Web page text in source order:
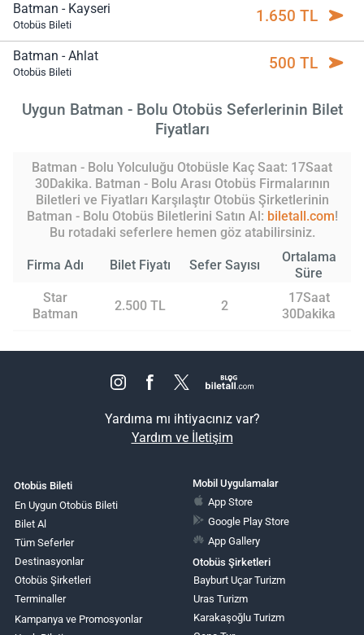
Batman - Kayseri
Otobüs Bileti 1.650 TL
Batman - Ahlat
Otobüs Bileti 500 TL
Uygun Batman - Bolu Otobüs Seferlerinin Bilet
Fiyatları
Batman - Bolu Yolculuğu Otobüsle Kaç Saat: 17Saat
30Dakika. Batman - Bolu Arası Otobüs Firmalarının
Biletleri ve Fiyatları Karşılaştır Otobüs Şirketlerinin
Batman - Bolu Otobüs Biletlerini Satın Al: biletall.com!
Bu rotadaki seferlere hemen göz atabilirsiniz.
Firma Adı Bilet Fiyatı Sefer Sayısı
Ortalama
Süre
Star
Batman
2.500 TL 2
17Saat
30Dakika
Yardıma mı ihtiyacınız var?
Yardım ve İletişim
Otobüs Bileti
En Uygun Otobüs Bileti
Bilet Al
Tüm Seferler
Destinasyonlar
Otobüs Şirketleri
Terminaller
Kampanya ve Promosyonlar
Mobil Uygulamalar
App Store
Google Play Store
App Gallery
Otobüs Şirketleri
Bayburt Uçar Turizm
Uras Turizm
Karakaşoğlu Turizm